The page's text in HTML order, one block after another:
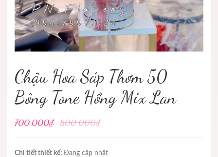
Chậu Hoa Sáp Thơm 50
Bông Tone Hồng Mix Lan
700.000₫ 800.000₫
Chi tiết thiết kế: Đang cập nhật